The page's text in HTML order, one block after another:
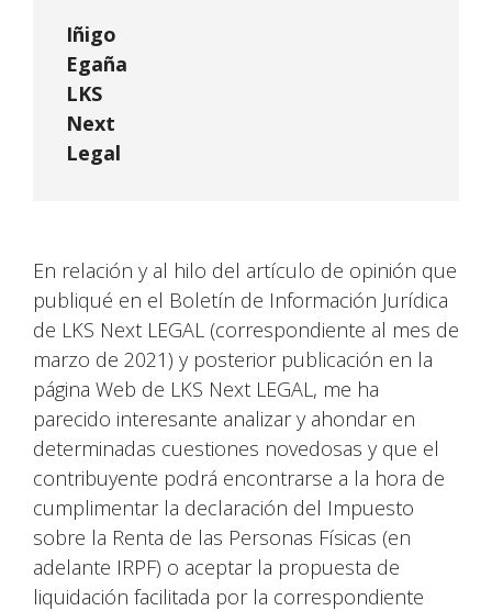
Iñigo
Egaña
LKS
Next
Legal
En relación y al hilo del artículo de opinión que
publiqué en el Boletín de Información Jurídica
de LKS Next LEGAL (correspondiente al mes de
marzo de 2021) y posterior publicación en la
página Web de LKS Next LEGAL, me ha
parecido interesante analizar y ahondar en
determinadas cuestiones novedosas y que el
contribuyente podrá encontrarse a la hora de
cumplimentar la declaración del Impuesto
sobre la Renta de las Personas Físicas (en
adelante IRPF) o aceptar la propuesta de
liquidación facilitada por la correspondiente